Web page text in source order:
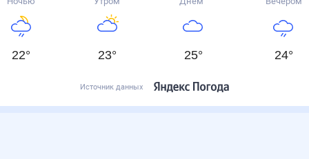
22° 23° 25° 24°
Источник данных